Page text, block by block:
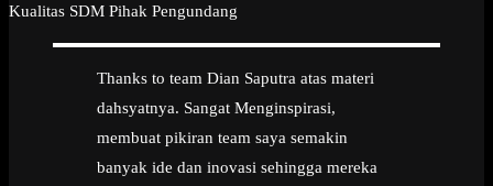
Kualitas SDM Pihak Pengundang
Thanks to team Dian Saputra atas materi
dahsyatnya. Sangat Menginspirasi,
membuat pikiran team saya semakin
banyak ide dan inovasi sehingga mereka